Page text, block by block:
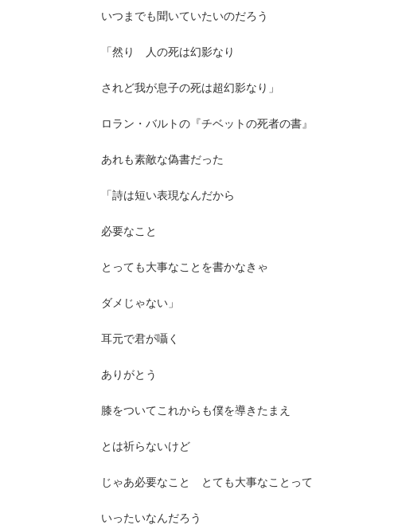
いつまでも聞いていたいのだろう
「然り 人の死は幻影なり
されど我が息子の死は超幻影なり」
ロラン・バルトの『チベットの死者の書』
あれも素敵な偽書だった
「詩は短い表現なんだから
必要なこと
とっても大事なことを書かなきゃ
ダメじゃない」
耳元で君が囁く
ありがとう
膝をついてこれからも僕を導きたまえ
とは祈らないけど
じゃあ必要なこと とても大事なことって
いったいなんだろう